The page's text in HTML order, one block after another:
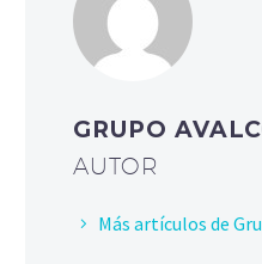
GRUPO
AUTOR
Más artículos de